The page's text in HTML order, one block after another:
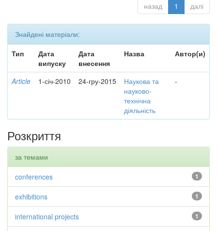
назад 1 далі
Знайдені матеріали:
Тип
Дата
випуску
Дата
внесення
Назва Автор(и)
Article 1-січ-2010 24-гру-2015
Наукова та
науково-
технічна
діяльність
-
Розкриття
за темами
1
conferences
1
exhibitions
1
international projects